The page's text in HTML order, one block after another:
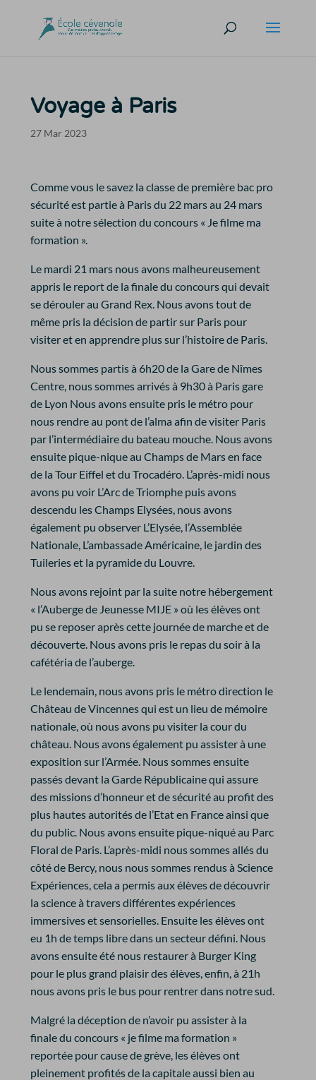
Voyage à Paris
27 Mar 2023
Comme vous le savez la classe de première bac pro
sécurité est partie à Paris du 22 mars au 24 mars
suite à notre sélection du concours « Je filme ma
formation ».
Le mardi 21 mars nous avons malheureusement
appris le report de la finale du concours qui devait
se dérouler au Grand Rex. Nous avons tout de
même pris la décision de partir sur Paris pour
visiter et en apprendre plus sur l’histoire de Paris.
Nous sommes partis à 6h20 de la Gare de Nîmes
Centre, nous sommes arrivés à 9h30 à Paris gare
de Lyon Nous avons ensuite pris le métro pour
nous rendre au pont de l’alma afin de visiter Paris
par l’intermédiaire du bateau mouche. Nous avons
ensuite pique-nique au Champs de Mars en face
de la Tour Eiffel et du Trocadéro. L’après-midi nous
avons pu voir L’Arc de Triomphe puis avons
descendu les Champs Elysées, nous avons
également pu observer L’Elysée, l’Assemblée
Nationale, L’ambassade Américaine, le jardin des
Tuileries et la pyramide du Louvre.
Nous avons rejoint par la suite notre hébergement
« l’Auberge de Jeunesse MIJE » où les élèves ont
pu se reposer après cette journée de marche et de
découverte. Nous avons pris le repas du soir à la
cafétéria de l’auberge.
Le lendemain, nous avons pris le métro direction le
Château de Vincennes qui est un lieu de mémoire
nationale, où nous avons pu visiter la cour du
château. Nous avons également pu assister à une
exposition sur l’Armée. Nous sommes ensuite
passés devant la Garde Républicaine qui assure
des missions d’honneur et de sécurité au profit des
plus hautes autorités de l’Etat en France ainsi que
du public. Nous avons ensuite pique-niqué au Parc
Floral de Paris. L’après-midi nous sommes allés du
côté de Bercy, nous nous sommes rendus à Science
Expériences, cela a permis aux élèves de découvrir
la science à travers différentes expériences
immersives et sensorielles. Ensuite les élèves ont
eu 1h de temps libre dans un secteur défini. Nous
avons ensuite été nous restaurer à Burger King
pour le plus grand plaisir des élèves, enfin, à 21h
nous avons pris le bus pour rentrer dans notre sud.
Malgré la déception de n’avoir pu assister à la
finale du concours « je filme ma formation »
reportée pour cause de grève, les élèves ont
pleinement profités de la capitale aussi bien au